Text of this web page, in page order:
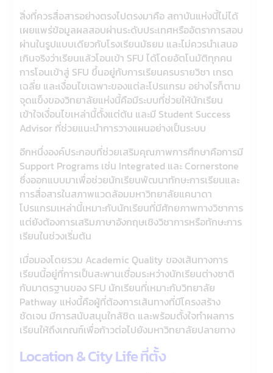
สิ่งที่ควรสื่อสารอย่างตรงไปตรงมาคือ สถาบันแห่งนี้ไม่ได้
เผยแพร่ข้อมูลผลสอบผ่านระดับประเทศหรืออัตราการสอบ
ผ่านในรูปแบบเดียวกับโรงเรียนมัธยม และไม่ควรนำเสนอ
เกินจริงว่าเรียนแล้วโอนเข้า SFU ได้โดยอัตโนมัติทุกคน
การโอนเข้าสู่ SFU ขึ้นอยู่กับการเรียนครบรายวิชา เกรด
เฉลี่ย และเงื่อนไขเฉพาะของแต่ละโปรแกรม อย่างไรก็ตาม
จุดแข็งของวิทยาลัยแห่งนี้คือมีระบบที่ช่วยให้นักเรียน
เข้าใจเงื่อนไขเหล่านี้ตั้งแต่ต้น และมี Student Success
Advisor ที่ช่วยแนะนำการวางแผนอย่างเป็นระบบ
อีกหนึ่งองค์ประกอบที่ช่วยเสริมคุณภาพการศึกษาคือการมี
Support Programs เช่น Integrated และ Cornerstone
ซึ่งออกแบบมาเพื่อช่วยนักเรียนพัฒนาทักษะการเรียนและ
การสื่อสารในสภาพแวดล้อมมหาวิทยาลัยแคนาดา
โปรแกรมเหล่านี้เหมาะกับนักเรียนที่มีศักยภาพทางวิชาการ
แต่ยังต้องการเสริมภาษาอังกฤษเชิงวิชาการหรือทักษะการ
เรียนในช่วงเริ่มต้น
เมื่อมองโดยรวม Academic Quality ของเส้นทางการ
เรียนนี้อยู่ที่การเป็นสะพานเชื่อมระหว่างนักเรียนต่างชาติ
กับมาตรฐานของ SFU นักเรียนที่เหมาะกับวิทยาลัย
Pathway แห่งนี้คือผู้ที่ต้องการเส้นทางที่มีโครงสร้าง
ชัดเจน มีการสนับสนุนใกล้ชิด และพร้อมตั้งใจทำผลการ
เรียนให้ถึงเกณฑ์เพื่อก้าวต่อไปยังมหาวิทยาลัยปลายทาง
Location & City Life ที่ตั้ง